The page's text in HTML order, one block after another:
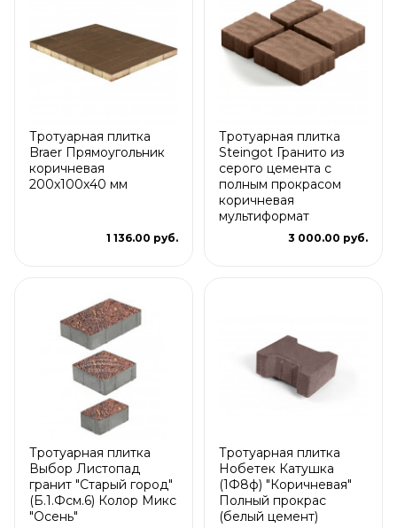
Тротуарная плитка
Braer Прямоугольник
коричневая
200х100х40 мм
1 136.00 руб.
Тротуарная плитка
Steingot Гранито из
серого цемента с
полным прокрасом
коричневая
мультиформат
3 000.00 руб.
Тротуарная плитка
Выбор Листопад
гранит "Старый город"
(Б.1.Фсм.6) Колор Микс
"Осень"
Тротуарная плитка
Нобетек Катушка
(1Ф8ф) "Коричневая"
Полный прокрас
(белый цемент)